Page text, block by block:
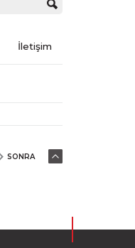
İletişim
SONRA